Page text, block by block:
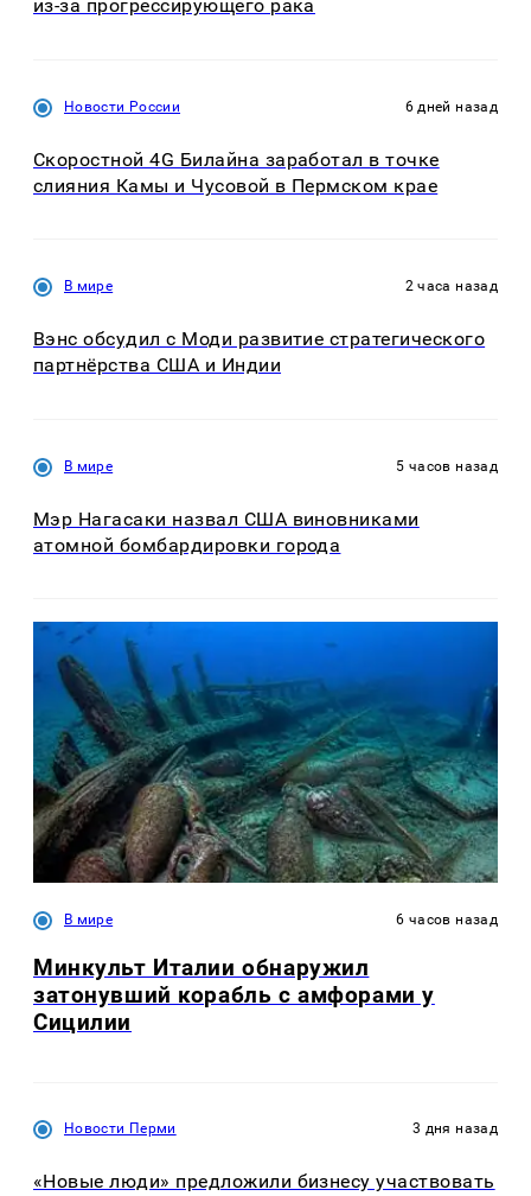
из-за прогрессирующего рака
Новости России 6 дней назад
Скоростной 4G Билайна заработал в точке
слияния Камы и Чусовой в Пермском крае
В мире 2 часа назад
Вэнс обсудил с Моди развитие стратегического
партнёрства США и Индии
В мире 5 часов назад
Мэр Нагасаки назвал США виновниками
атомной бомбардировки города
В мире 6 часов назад
Минкульт Италии обнаружил
затонувший корабль с амфорами у
Сицилии
Новости Перми 3 дня назад
«Новые люди» предложили бизнесу участвовать